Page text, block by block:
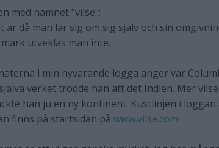
med namnet "vilse":
är då man lär sig om sig själv och sin
utveklas man inte.
i min nyvarande logga anger var
verket trodde han att det Indien. Mer
han ju en ny kontinent. Kustlinjen i
finns på startsidan på www.vilse.com